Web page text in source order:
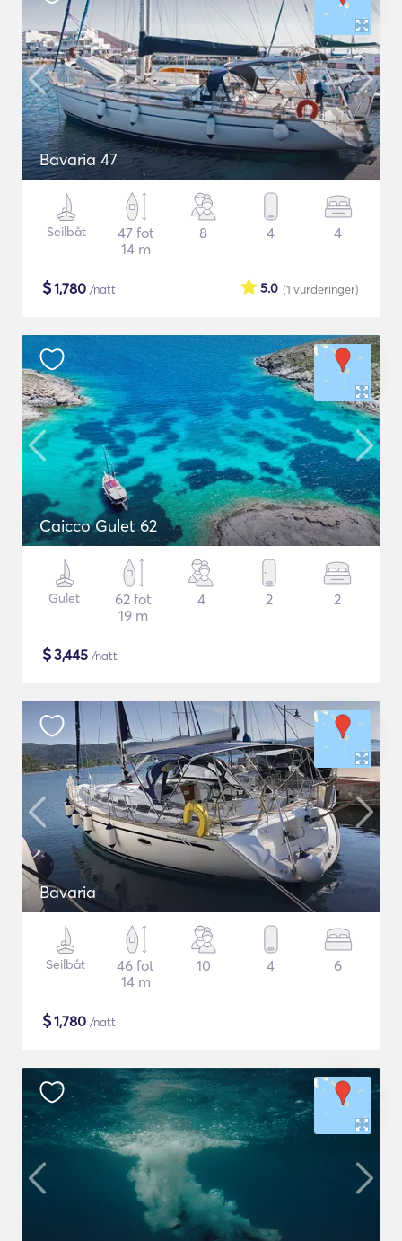
Bavaria 47
Seilbåt
47 fot
14 m
8 4 4
$1,780 /natt (1 vurderinger)
5.0
Caicco Gulet 62
Gulet
62 fot
19 m
4 2 2
$3,445 /natt
Bavaria
Seilbåt
46 fot
14 m
10 4 6
$1,780 /natt